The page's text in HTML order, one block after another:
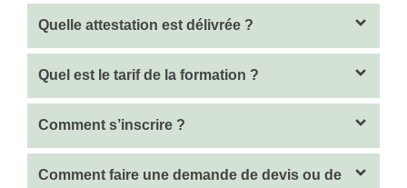
Quelle attestation est délivrée ?
Quel est le tarif de la formation ?
Comment s’inscrire ?
Comment faire une demande de devis ou de